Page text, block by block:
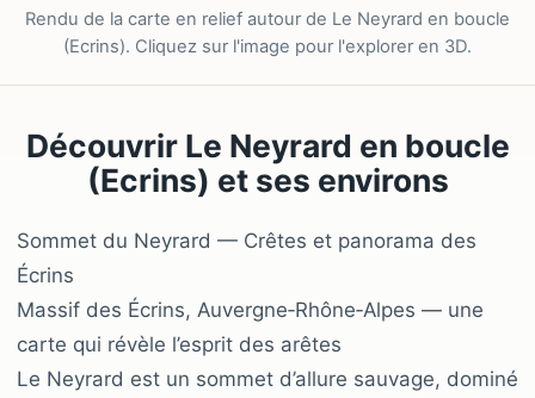
Rendu de la carte en relief autour de Le Neyrard en boucle
(Ecrins). Cliquez sur l'image pour l'explorer en 3D.
Découvrir Le Neyrard en boucle
(Ecrins) et ses environs
Sommet du Neyrard — Crêtes et panorama des
Écrins
Massif des Écrins, Auvergne‑Rhône‑Alpes — une
carte qui révèle l’esprit des arêtes
Le Neyrard est un sommet d’allure sauvage, dominé